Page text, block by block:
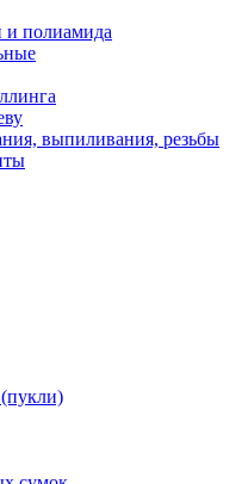
и полиамида
выпиливания, резьбы